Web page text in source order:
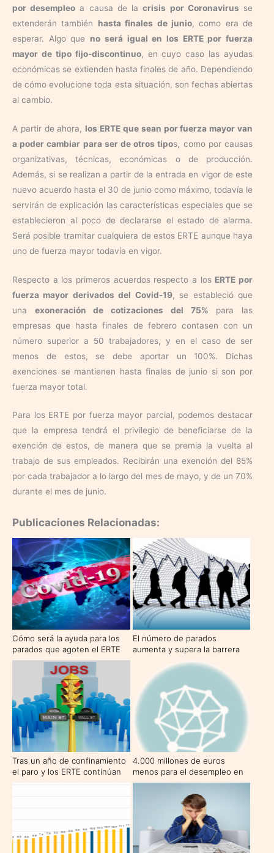
por desempleo a causa de lacrisis por Coronavirus se
extenderán también hasta finales de junio, como era de
esperar. Algo que no será igual en los ERTE por fuerza
mayor de tipo fijo-discontinuo, en cuyo caso las ayudas
económicas se extienden hasta finales de año. Dependiendo
de cómo evolucione toda esta situación, son fechas abiertas
al cambio.
A partir de ahora, los ERTE que sean por fuerza mayor van
a poder cambiar para ser de otros tipos, como por causas
organizativas, técnicas, económicas o de producción.
Además, si se realizan a partir de la entrada en vigor de este
nuevo acuerdo hasta el 30 de junio como máximo, todavía le
servirán de explicación las características especiales que se
establecieron al poco de declararse el estado de alarma.
Será posible tramitar cualquiera de estos ERTE aunque haya
uno de fuerza mayor todavía en vigor.
Respecto a los primeros acuerdos respecto a los ERTE por
fuerza mayor derivados del Covid-19, se estableció que
una exoneración de cotizaciones del 75% para las
empresas que hasta finales de febrero contasen con un
número superior a 50 trabajadores, y en el caso de ser
menos de estos, se debe aportar un 100%. Dichas
exenciones se mantienen hasta finales de junio si son por
fuerza mayor total.
Para los ERTE por fuerza mayor parcial, podemos destacar
que la empresa tendrá el privilegio de beneficiarse de la
exención de estos, de manera que se premia la vuelta al
trabajo de sus empleados. Recibirán una exención del 85%
por cada trabajador a lo largo del mes de mayo, y de un 70%
durante el mes de junio.
Publicaciones Relacionadas:
Cómo será la ayuda para los
parados que agoten el ERTE
El número de parados
aumenta y supera la barrera
de los 4 millones
Tras un año de confinamiento
el paro y los ERTE continúan
aumentando
4.000 millones de euros
menos para el desempleo en
2015